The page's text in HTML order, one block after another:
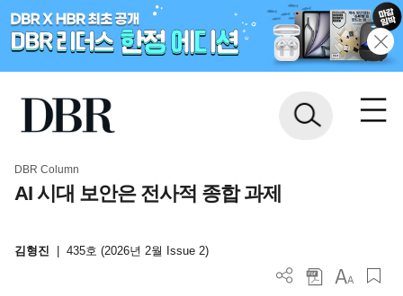
DBR Column
AI 시대 보안은 전사적 종합 과제
김형진 435호 (2026년 2월 Issue 2)